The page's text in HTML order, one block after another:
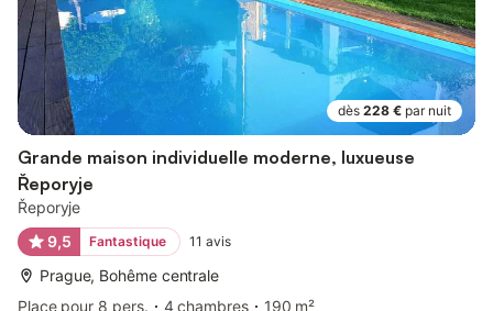
dès 228 € par nuit
Grande maison individuelle moderne, luxueuse
Řeporyje
Řeporyje
9,5
Fantastique 11 avis
Prague, Bohême centrale
Place pour 8 pers.
4 chambres
190 m²